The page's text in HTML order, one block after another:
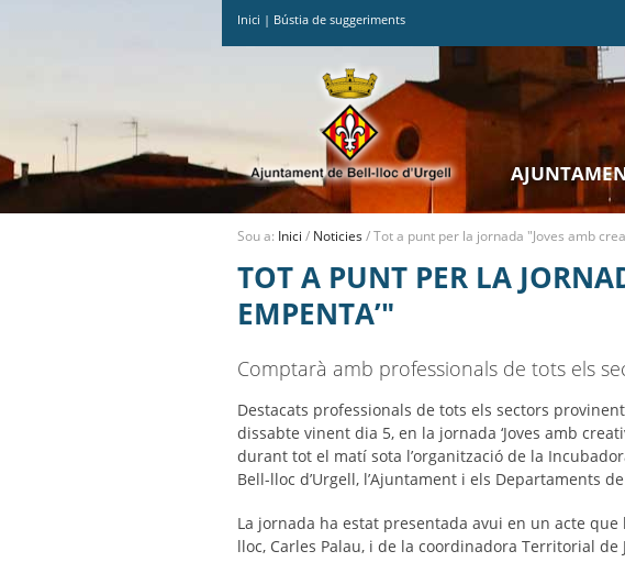
Inici | Bústia de suggeriments
Sou a: Inici / Noticies/Tot a punt per la jornada "Joves amb
TOT A PUNT PER LA
EMPENTA’"
Comptarà amb professionals de tots els
Destacats professionals de tots els sectors
dissabte vinent dia 5, en la jornada ‘Joves amb
durant tot el matí sota l’organització de la
Bell-lloc d’Urgell, l’Ajuntament i els Departaments
La jornada ha estat presentada avui en un acte
lloc, Carles Palau, i de la coordinadora Territorial de